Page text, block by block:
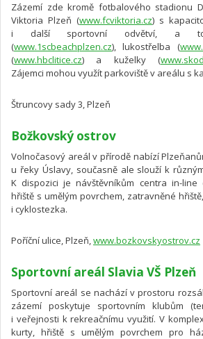
Zázemí zde kromě fotbalového stadionu
Viktoria Plzeň (www.fcviktoria.cz) s
i další sportovní odvětví, a
(www.1scbeachplzen.cz), lukostřelba (
(www.hbclitice.cz) a kuželky (
Zájemci mohou využít parkoviště v areálu s
Štruncovy sady 3, Plzeň
Božkovský ostrov
Volnočasový areál v přírodě nabízí
u řeky Úslavy, současně ale slouží k
K dispozici je návštěvníkům centra in-line
hřiště s umělým povrchem, zatravněné
i cyklostezka.
Poříční ulice, Plzeň,www.bozkovskyostrov.cz
Sportovní areál Slavia VŠ Plzeň
Sportovní areál se nachází v prostoru
zázemí poskytuje sportovním klubům
i veřejnosti k rekreačnímu využití. V
kurty, hřiště s umělým povrchem pro